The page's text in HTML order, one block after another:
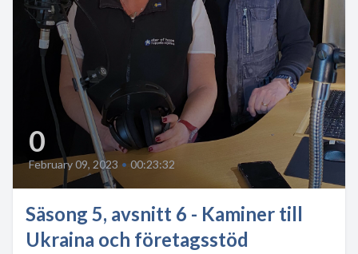
0
February 09, 2023 • 00:23:32
Säsong 5, avsnitt 6 - Kaminer till
Ukraina och företagsstöd